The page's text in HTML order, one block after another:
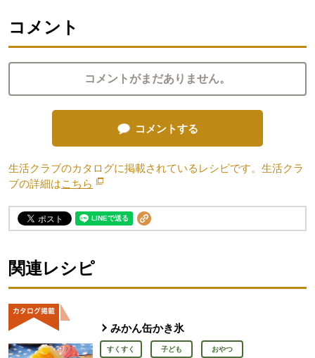
コメント
コメントがまだありません。
コメントする
生活クラブのカタログに掲載されているレシピです。生活クラ
ブの詳細はこちら 別のウィンドウで開きます。
関連レシピ
みかん缶かき氷
すくすく 子ども おやつ